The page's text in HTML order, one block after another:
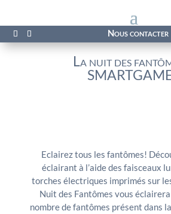
Nous contacter
La nuit des
Eclairez tous les fantômes!
éclairant à l’aide des faisceaux
torches électriques imprimés sur
Nuit des Fantômes vous
nombre de fantômes présent dans